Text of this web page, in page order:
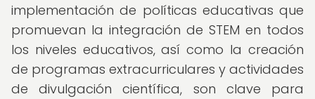
implementación de políticas educativas que
promuevan la integración de STEM en todos
los niveles educativos, así como la creación
de programas extracurriculares y actividades
de divulgación científica, son clave para